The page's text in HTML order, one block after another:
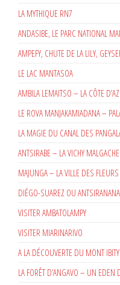
LA MYTHIQUE RN7
ANDASIBE, LE PARC NATIONAL
AMPEFY, CHUTE DE LA LILY,
LE LAC MANTASOA
AMBILA LEMAITSO – LA CÔTE
LE ROVA MANJAKAMIADANA –
LA MAGIE DU CANAL DES
ANTSIRABE – LA VICHY MALGACHE
MAJUNGA – LA VILLE DES FLEURS
DIÉGO-SUAREZ OU ANTSIRANANA
VISITER AMBATOLAMPY
VISITER MIARINARIVO
A LA DÉCOUVERTE DU MONT IBITY
LA FORÊT D’ANGAVO – UN EDEN